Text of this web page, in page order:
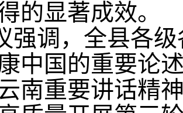
的显著成效。
强调，全县各
中国的重要论
南重要讲话精